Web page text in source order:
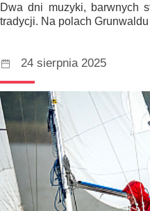
Dwa dni muzyki, barwnych
tradycji. Na polach
24 sierpnia 2025